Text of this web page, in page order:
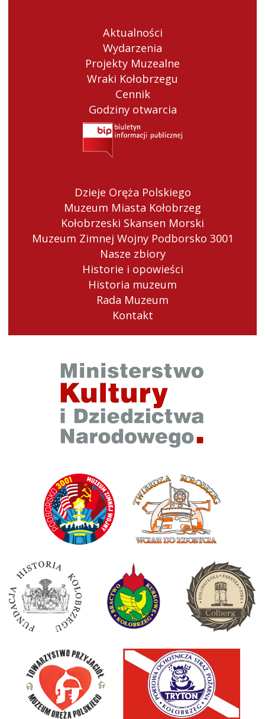
Aktualności
Wydarzenia
Projekty Muzealne
Wraki Kołobrzegu
Cennik
Godziny otwarcia
Dzieje Oręża Polskiego
Muzeum Miasta Kołobrzeg
Kołobrzeski Skansen Morski
Muzeum Zimnej Wojny Podborsko 3001
Nasze zbiory
Historie i opowieści
Historia muzeum
Rada Muzeum
Kontakt